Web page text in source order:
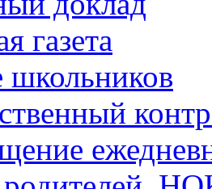
газета
школьников